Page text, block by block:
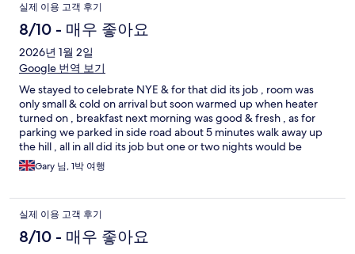
실제 이용 고객 후기
8/10 - 매우 좋아요
2026년 1월 2일
Google 번역 보기
We stayed to celebrate NYE & for that did its job , room was
only small & cold on arrival but soon warmed up when heater
turned on , breakfast next morning was good & fresh , as for
parking we parked in side road about 5 minutes walk away up
the hill , all in all did its job but one or two nights would be
enough as would need more room
Gary 님, 1박 여행
실제 이용 고객 후기
8/10 - 매우 좋아요